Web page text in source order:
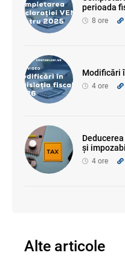
perioada
8 ore
Modificări
4 ore
și
4 ore
Alte articole